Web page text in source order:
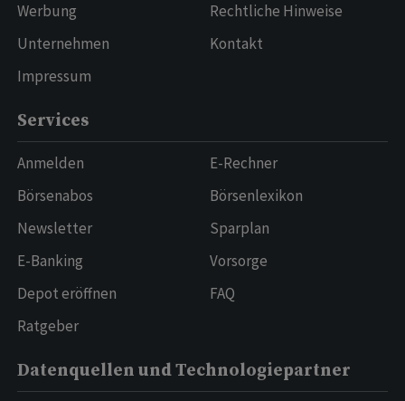
Werbung
Unternehmen
Impressum
Rechtliche Hinweise
Kontakt
Services
Anmelden
Börsenabos
Newsletter
E-Banking
Depot eröffnen
Ratgeber
E-Rechner
Börsenlexikon
Sparplan
Vorsorge
FAQ
Datenquellen und Technologiepartner